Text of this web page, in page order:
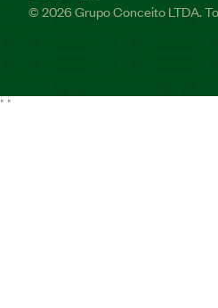
© 2026 Grupo Conceito LTDA.
" "